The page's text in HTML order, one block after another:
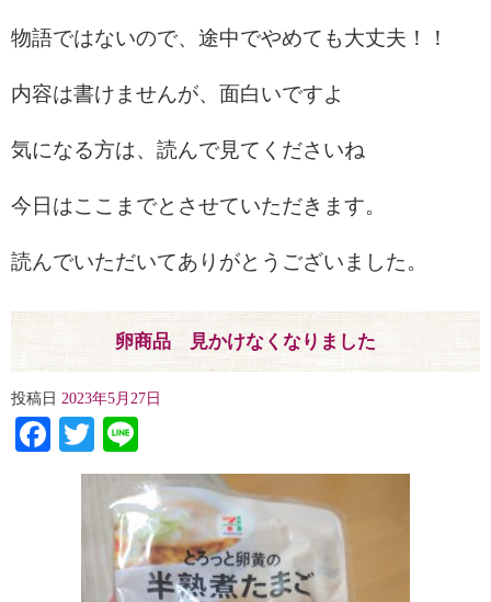
物語ではないので、途中でやめても大丈夫！！
内容は書けませんが、面白いですよ
気になる方は、読んで見てくださいね
今日はここまでとさせていただきます。
読んでいただいてありがとうございました。
卵商品 見かけなくなりました
投稿日 2023年5月27日
Facebook
Twitter